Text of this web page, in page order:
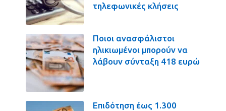
τηλεφωνικές κλήσεις
Ποιοι ανασφάλιστοι
ηλικιωμένοι μπορούν να
λάβουν σύνταξη 418 ευρώ
Επιδότηση έως 1.300